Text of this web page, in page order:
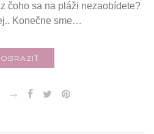
čoho sa na pláži nezaobídete?
Konečne sme…